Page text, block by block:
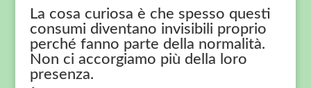
La cosa curiosa è che spesso questi
consumi diventano invisibili proprio
perché fanno parte della normalità.
Non ci accorgiamo più della loro
presenza.